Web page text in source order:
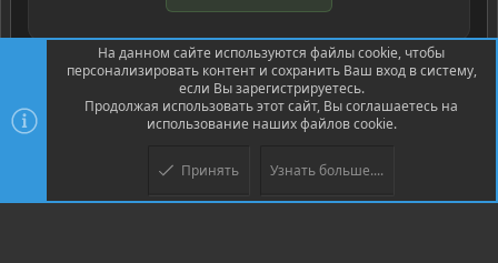
Community platform by XenForo ® © 2010-2026 XenForo Ltd.
© Jason Axelrod of 8WAYRUN
На данном сайте используются файлы cookie, чтобы
персонализировать контент и сохранить Ваш вход в систему,
если Вы зарегистрируетесь.
Продолжая использовать этот сайт, Вы соглашаетесь на
использование наших файлов cookie.
Принять Узнать больше....